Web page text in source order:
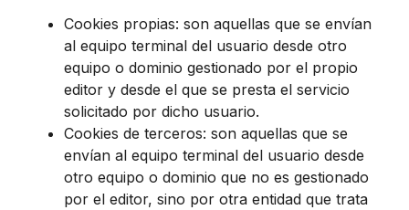
Cookies propias: son aquellas que se envían
al equipo terminal del usuario desde otro
equipo o dominio gestionado por el propio
editor y desde el que se presta el servicio
solicitado por dicho usuario.
Cookies de terceros: son aquellas que se
envían al equipo terminal del usuario desde
otro equipo o dominio que no es gestionado
por el editor, sino por otra entidad que trata